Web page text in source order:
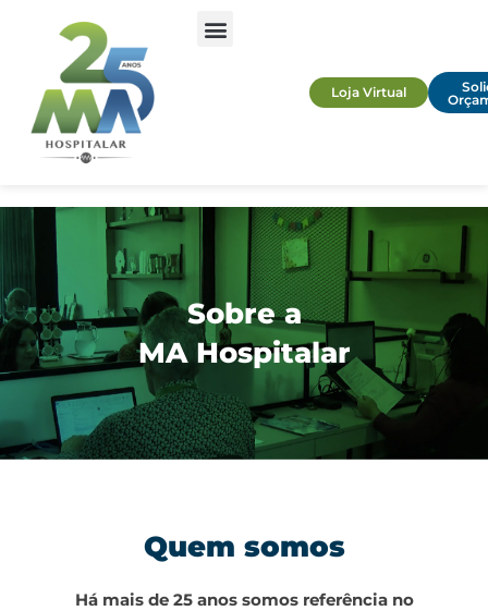
Loja Virtual
Sobre a
MA Hospitalar
Quem somos
Há mais de 25 anos somos referência no